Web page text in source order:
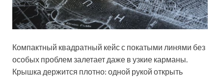
Компактный квадратный кейс с покатыми линями без
особых проблем залетает даже в узкие карманы.
Крышка держится плотно: одной рукой открыть